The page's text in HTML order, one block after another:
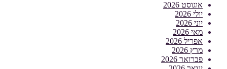
אוגוסט 2026
יולי 2026
יוני 2026
מאי 2026
אפריל 2026
מרץ 2026
פברואר 2026